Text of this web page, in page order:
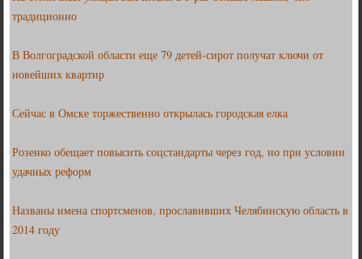
традиционно
В Волгоградской области еще 79 детей-сирот получат ключи от
новейших квартир
Сейчас в Омске торжественно открылась городская елка
Розенко обещает повысить соцстандарты через год, но при условии
удачных реформ
Названы имена спортсменов, прославивших Челябинскую область в
2014 году